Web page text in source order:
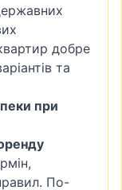
добре
та
при
По-